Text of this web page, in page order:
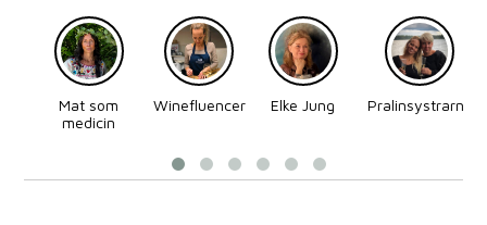
Mat som
medicin
Winefluencer Elke Jung
Pralinsystrarna